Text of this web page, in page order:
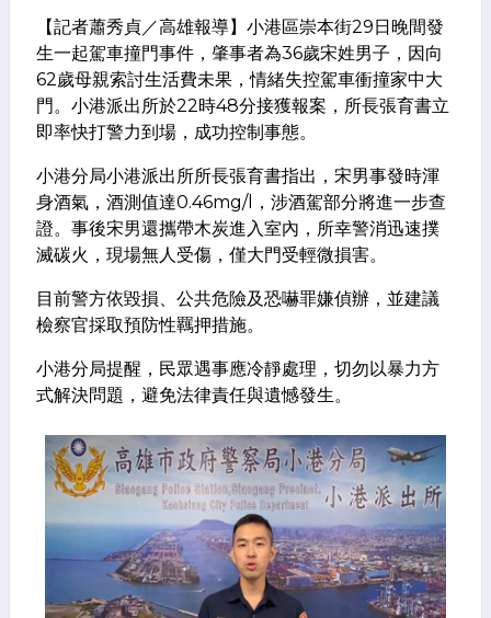
【記者蕭秀貞／高雄報導】小港區崇本街29日晚間發
生一起駕車撞門事件，肇事者為36歲宋姓男子，因向
62歲母親索討生活費未果，情緒失控駕車衝撞家中大
門。小港派出所於22時48分接獲報案，所長張育書立
即率快打警力到場，成功控制事態。
小港分局小港派出所所長張育書指出，宋男事發時渾
身酒氣，酒測值達0.46mg/l，涉酒駕部分將進一步查
證。事後宋男還攜帶木炭進入室內，所幸警消迅速撲
滅碳火，現場無人受傷，僅大門受輕微損害。
目前警方依毀損、公共危險及恐嚇罪嫌偵辦，並建議
檢察官採取預防性羈押措施。
小港分局提醒，民眾遇事應冷靜處理，切勿以暴力方
式解決問題，避免法律責任與遺憾發生。